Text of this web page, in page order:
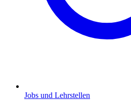
Jobs und Lehrstellen